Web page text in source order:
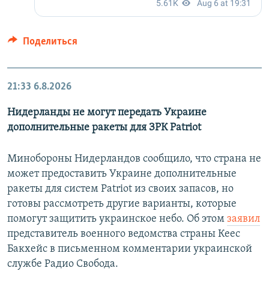
Поделиться
21:33 6.8.2026
Нидерланды не могут передать Украине
дополнительные ракеты для ЗРК Patriot
Минобороны Нидерландов сообщило, что страна не
может предоставить Украине дополнительные
ракеты для систем Patriot из своих запасов, но
готовы рассмотреть другие варианты, которые
помогут защитить украинское небо. Об этом заявил
представитель военного ведомства страны Кеес
Бакхейс в письменном комментарии украинской
службе Радио Свобода.